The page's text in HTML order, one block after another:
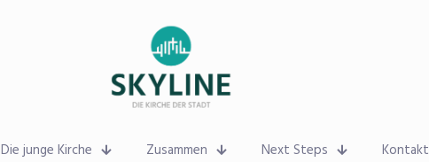
Die junge Kirche Zusammen Next Steps Kontakt